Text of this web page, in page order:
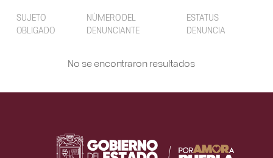
SUJETO
OBLIGADO
NÚMERO DEL
DENUNCIANTE
ESTATUS
DENUNCIA
No se encontraron resultados